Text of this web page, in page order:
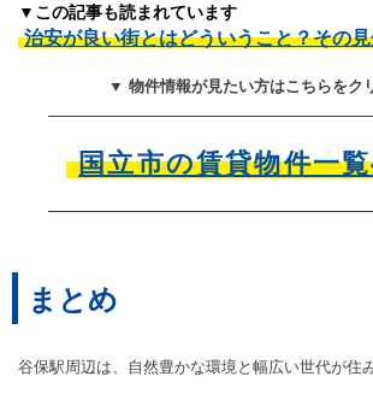
▼この記事も読まれています
治安が良い街とはどういうこと？その
▼ 物件情報が見たい方はこちらをク
国立市の賃貸物件一
まとめ
谷保駅周辺は、自然豊かな環境と幅広い世代が住